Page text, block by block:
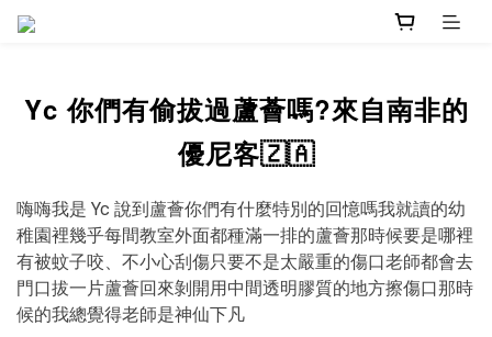
Yc 你們有偷拔過蘆薈嗎?來自南非的
優尼客🇿🇦
嗨嗨我是 Yc 說到蘆薈你們有什麼特別的回憶嗎我就讀的幼
稚園裡幾乎每間教室外面都種滿一排的蘆薈那時候要是哪裡
有被蚊子咬、不小心刮傷只要不是太嚴重的傷口老師都會去
門口拔一片蘆薈回來剝開用中間透明膠質的地方擦傷口那時
候的我總覺得老師是神仙下凡